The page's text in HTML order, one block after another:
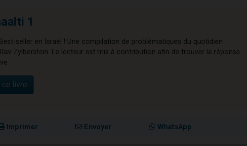
1
seller en Israël ! Une compilation de problématiques du quotidien
Zylberstein. Le lecteur est mis à contribution afin de trouver la réponse
ce livre
Imprimer Envoyer WhatsApp